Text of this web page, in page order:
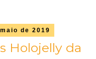
de 2019
Holojelly da